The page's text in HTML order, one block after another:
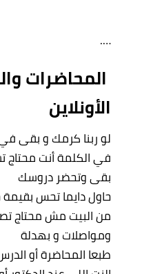
….
المحاضرات
الأونلاين
لو ربنا كرمك و بقى
في الكلمة أنت محتاج
بقى وتحضر دروسك
حاول دايما تحس بقيمة
من البيت مش محتاج
ومواصلات و بهدلة
طبعا المحاضرة أو